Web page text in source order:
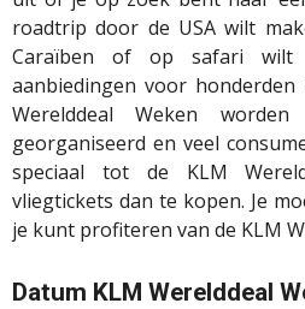
roadtrip door de USA wilt
Caraïben of op safari
aanbiedingen voor honderden
Werelddeal Weken
georganiseerd en veel
speciaal tot de KLM
vliegtickets dan te kopen. Je
je kunt profiteren van de KLM
Datum KLM Werelddeal